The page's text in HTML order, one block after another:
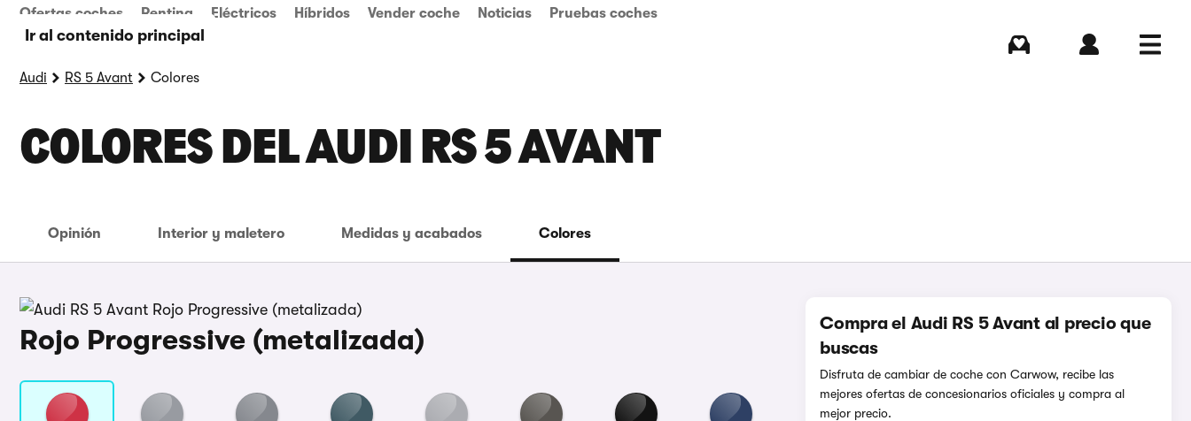
Ir al contenido principal
Ofertas coches Renting Eléctricos Híbridos Vender coche Noticias Pruebas coches
Audi RS 5 Avant Colores
COLORES DEL AUDI RS 5 AVANT
Opinión Interior y maletero Medidas y acabados Colores
Rojo Progressive (metalizada)
Compra el Audi RS 5 Avant al precio que
buscas
Disfruta de cambiar de coche con Carwow, recibe las
mejores ofertas de concesionarios oficiales y compra al
mejor precio.